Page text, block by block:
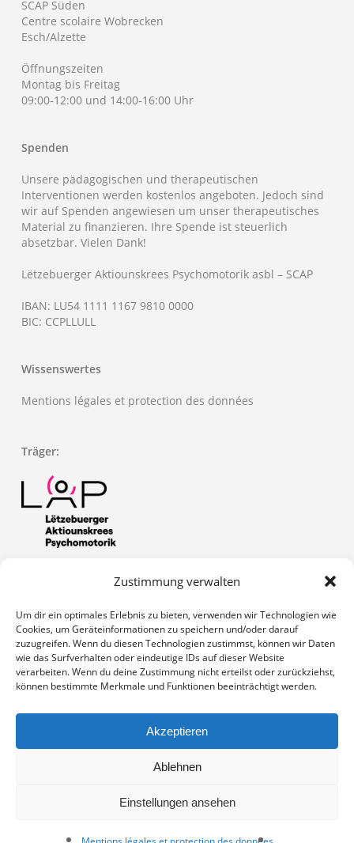
Zustimmung verwalten
Um dir ein optimales Erlebnis zu bieten, verwenden wir Technologien wie
Cookies, um Geräteinformationen zu speichern und/oder darauf
zuzugreifen. Wenn du diesen Technologien zustimmst, können wir Daten
wie das Surfverhalten oder eindeutige IDs auf dieser Website
verarbeiten. Wenn du deine Zustimmung nicht erteilst oder zurückziehst,
können bestimmte Merkmale und Funktionen beeinträchtigt werden.
Akzeptieren
Ablehnen
Einstellungen ansehen
SCAP Süden
Centre scolaire Wobrecken
Esch/Alzette
Öffnungszeiten
Montag bis Freitag
09:00-12:00 und 14:00-16:00 Uhr
Spenden
Unsere pädagogischen und therapeutischen
Interventionen werden kostenlos angeboten. Jedoch sind
wir auf Spenden angewiesen um unser therapeutisches
Material zu finanzieren. Ihre Spende ist steuerlich
absetzbar. Vielen Dank!
Lëtzebuerger Aktiounskrees Psychomotorik asbl – SCAP
IBAN: LU54 1111 1167 9810 0000
BIC: CCPLLULL
Wissenswertes
Mentions légales et protection des données
Träger:
Zuständiges Ministerium: Die Aktivitäten des SCAP sind